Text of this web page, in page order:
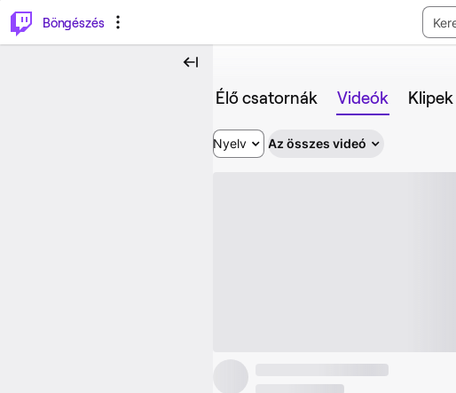
Böngészés
Élő csatornák Videók Klipek
Nyelv Az összes videó